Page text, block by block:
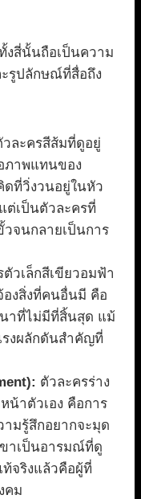
งสี่นั้นถือเป็นความ
ะรูปลักษณ์ที่สื่อถึง
วละครสีส้มที่ดูอยู่
ภาพแทนของ
ดที่วิ่งวนอยู่ในหัว
ต่เป็นตัวละครที่
จนกลายเป็นการ
ตัวเล็กสีเขียวอมฟ้า
องสิ่งที่คนอื่นมี คือ
าที่ไม่มีที่สิ้นสุด แม้
งผลักดันสำคัญที่
ตัวละครร่าง
น้าตัวเอง คือการ
มรู้สึกอยากจะมุด
าเป็นอารมณ์ที่ดู
จริงแล้วคือผู้ที่
คม